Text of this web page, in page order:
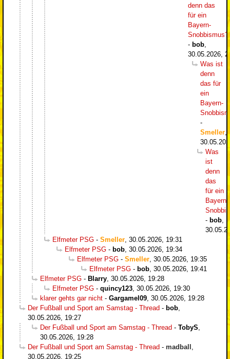
denn das
für ein
Bayern-
- bob
30.05.2026,
Was ist
denn
das für
ein
Bayern-
-
Smeller
Was
ist
denn
das
für ein
Bayern-
- bob
Elfmeter PSG - Smeller 30.05.2026, 19:31
Elfmeter PSG - bob 30.05.2026, 19:34
Elfmeter PSG - Smeller 30.05.2026, 19:35
Elfmeter PSG - bob 30.05.2026, 19:41
Elfmeter PSG - Blarry 30.05.2026, 19:28
Elfmeter PSG - quincy123 30.05.2026, 19:30
klarer gehts gar nicht - Gargamel09 30.05.2026, 19:28
Der Fußball und Sport am Samstag - Thread - bob
30.05.2026, 19:27
Der Fußball und Sport am Samstag - Thread - TobyS
30.05.2026, 19:28
Der Fußball und Sport am Samstag - Thread - madball
30.05.2026, 19:25